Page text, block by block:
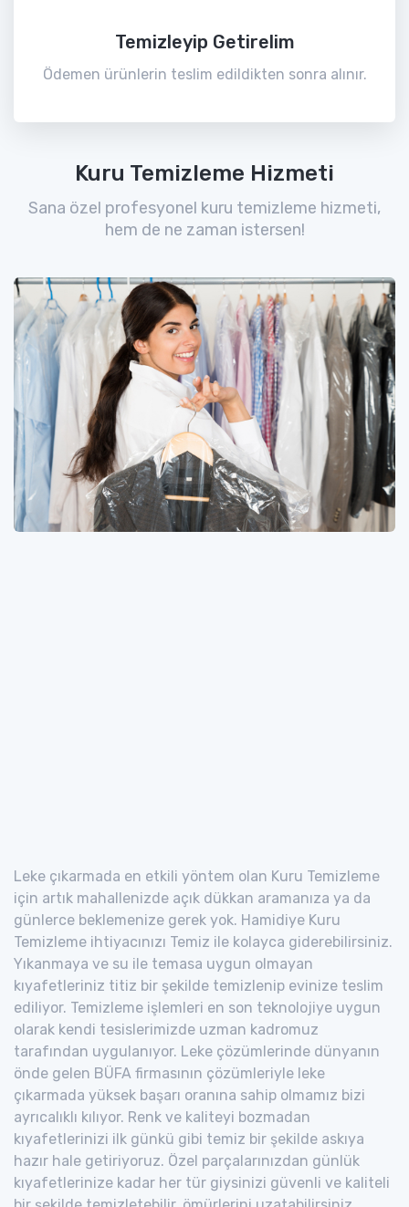
Temizleyip Getirelim
Ödemen ürünlerin teslim edildikten sonra alınır.
Kuru Temizleme Hizmeti
Sana özel profesyonel kuru temizleme hizmeti,
hem de ne zaman istersen!
Leke çıkarmada en etkili yöntem olan Kuru Temizleme
için artık mahallenizde açık dükkan aramanıza ya da
günlerce beklemenize gerek yok. Hamidiye Kuru
Temizleme ihtiyacınızı Temiz ile kolayca giderebilirsiniz.
Yıkanmaya ve su ile temasa uygun olmayan
kıyafetleriniz titiz bir şekilde temizlenip evinize teslim
ediliyor. Temizleme işlemleri en son teknolojiye uygun
olarak kendi tesislerimizde uzman kadromuz
tarafından uygulanıyor. Leke çözümlerinde dünyanın
önde gelen BÜFA firmasının çözümleriyle leke
çıkarmada yüksek başarı oranına sahip olmamız bizi
ayrıcalıklı kılıyor. Renk ve kaliteyi bozmadan
kıyafetlerinizi ilk günkü gibi temiz bir şekilde askıya
hazır hale getiriyoruz. Özel parçalarınızdan günlük
kıyafetlerinize kadar her tür giysinizi güvenli ve kaliteli